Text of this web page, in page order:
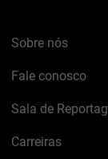
Sobre nós
Fale conosco
Sala de
Carreiras